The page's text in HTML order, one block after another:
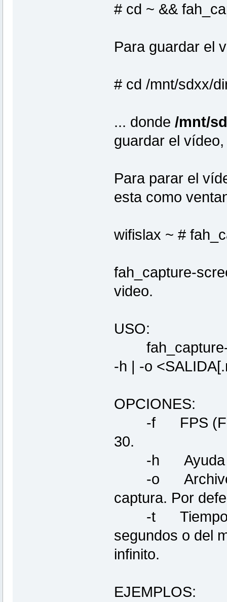
# cd ~ &&
Para guardar el
# cd /mnt/sdxx/
... donde /mnt/
guardar el vídeo,
Para parar el
esta como
wifislax ~ #
fah_capture-
video.
USO:
fah_capture-
-h | -o
OPCIONES:
-f FPS
30.
-h Ayuda y
-o Archivo de
captura. Por
-t Tiempo
segundos o del
infinito.
EJEMPLOS: